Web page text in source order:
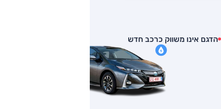
הדגם אינו משווק כרכב חדש